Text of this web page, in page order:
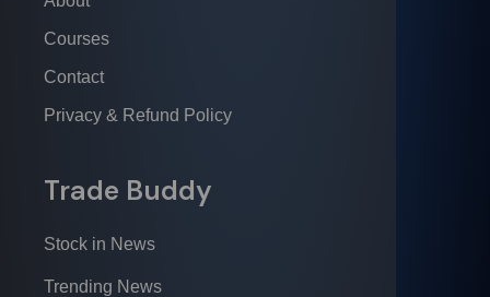
Courses
Contact
Privacy & Refund Policy
Trade Buddy
Stock in News
Trending News